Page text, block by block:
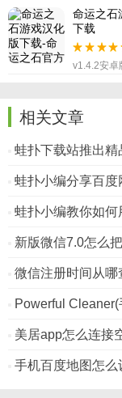
命运之石
下载
v1.4.2安卓
相关文章
蛙扑下载站推出精
蛙扑小编分享百
蛙扑小编教你如何
新版微信7.0怎么
微信注册时间从哪
Powerful
美居app怎么连接
手机百度地图怎